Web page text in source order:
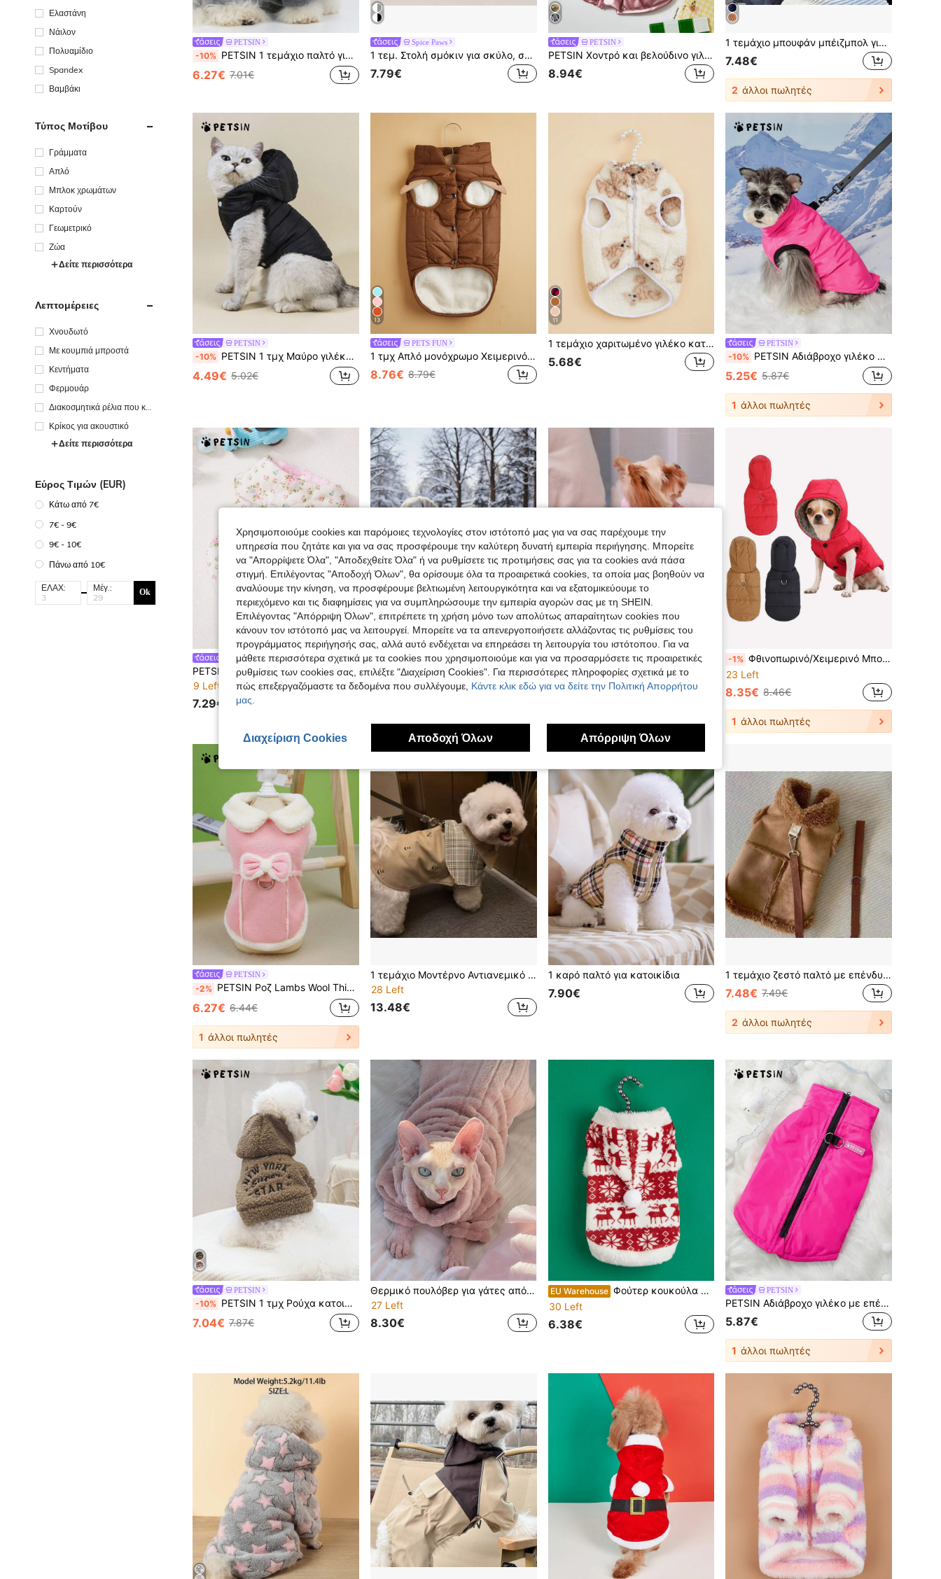
Ελαστάνη
Νάιλον
Πολυαμίδιο
Spandex
Βαμβάκι
Τύπος Μοτίβου
Γράμματα
Απλό
Μπλοκ χρωμάτων
Καρτούν
Γεωμετρικό
Ζώα
Δείτε περισσότερα
Λεπτομέρειες
Χνουδωτό
Με κουμπιά μπροστά
Κεντήματα
Φερμουάρ
Διακοσμητικά ρέλια που κάν
ουν αντίθεση
Κρίκος για ακουστικό
Δείτε περισσότερα
Εύρος Τιμών (EUR)
Κάτω από 7€
7€ - 9€
9€ - 10€
Πάνω από 10€
ΕΛΑΧ: Μέγ.: Ok
PETSIN
-10% PETSIN 1 τεμάχιο παλτό για κατοικίδια με κουκούλα σε σχέδιο κινουμένων σχεδίων - ζεστό και άνετο για το φθινόπωρο, τον χειμώνα και τις αρχές της άνοιξης. Ιδανικό για καθημερινές βόλτες, υπαίθριες περιπέτειες, χαλάρωση σε εσωτερικούς χώρους, ταξίδια, εορταστικές συγκεντρώσεις, εορταστικά πάρτι και χαριτωμένες φωτογραφίσεις. Προσφέρει επιπλέον ζεστασιά, άνεση και διασκεδαστικό στυλ για το κατοικίδιό σας.
6.27€ 7.01€
Spice Paws
1 τεμ. Στολή σμόκιν για σκύλο, στυλ gentleman με μανίκια, διακόσμηση με παπιγιόν, μη ελαστικό ύφασμα, παρακαλούμε επιλέξτε ένα μέγεθος μεγαλύτερο, κατάλληλο για μικρούς/μεσαίους σκύλους, ρούχα για γάτες, για γάμο κατοικιδίου και πάρτι κήπου, ιδανικό δώρο για γάμο κατοικιδίου
7.79€
PETSIN
PETSIN Χοντρό και βελούδινο γιλέκο για κατοικίδια για το φθινόπωρο και τον χειμώνα – Χαριτωμένο και άνετο ζεστό παλτό σχεδιασμένο για μικρά σκυλιά, γάτες και μικροσκοπικά ζώα, ιδανικό για χαλάρωση ή βόλτες σε εξωτερικούς χώρους
8.94€
1 τεμάχιο μπουφάν μπέιζμπολ για σκύλους σε στυλ Pet Ins, μοντέρνο και ενδιαφέρον σχέδιο κεντήματος με τσέπη για σκύλους, ρούχα για γάτες και σκύλους για φθινόπωρο/χειμώνα
7.48€
2 άλλοι πωλητές
PETSIN
-10% PETSIN 1 τμχ Μαύρο γιλέκο για κατοικίδια με επένδυση, κρατήστε το κατοικίδιό σας ζεστό
4.49€ 5.02€
13
PETS FUN
1 τμχ Απλό μονόχρωμο Χειμερινό παλτό για κατοικίδια με θερμική επένδυση, αντιανεμικό για μεγαλόσωμους σκύλους όπως το Golden Retriever, για εξωτερικούς χώρους
8.76€ 8.79€
11
1 τεμάχιο χαριτωμένο γιλέκο κατοικίδιων ζώων με σχέδιο γάτας και σκύλου, αφράτο πουλόβερ κατοικίδιων ζώων για γάτες και σκύλους, φθινόπωρο/χειμώνας
5.68€
PETSIN
-10% PETSIN Αδιάβροχο γιλέκο με επένδυση για κατοικίδια, ροζ κόκκινο - Αδιάβροχο και μονωτικό για το φθινόπωρο, τον χειμώνα και τις αρχές της άνοιξης. Ιδανικό για καθημερινή χρήση, περιπάτους σε εξωτερικούς χώρους, περιπέτειες στο πάρκο, βροχερές μέρες, ταξίδια, οικογενειακές εξόδους, εορταστικές εκδηλώσεις και δυναμικές φωτογραφίσεις. Διαθέτει ζωντανό ροζ χρώμα και επένδυση, παρέχοντας επιπλέον ζεστασιά, προστασία και στυλ στην ντουλάπα του κατοικίδιου ζώου σας.
5.25€ 5.87€
1 άλλοι πωλητές
PETSIN
PETSIN Ρούχα για κατοικίδια, Παλτό για σκύλους, Γιλέκο, Φθινοπωρινά και Χειμερινά Βαμβακερά Ρούχα, Ρούχα για μικρά ζώα, Αξεσουάρ για casual γιλέκα για εσωτερικούς χώρους, Προμήθειες για γάτες, Χριστουγεννιάτικα είδη για κατοικίδια και κοστούμια για αποκριές, Στολή σκύλου, Προμήθειες για κουτάβια και είδη για σκύλους, stltchlp, Shalloween Costumes
9 Left
7.29€
Χοντρό μπουφάν για σκύλους με 4 πόδια, αντιανεμικό, αδιάβροχο, ζεστό πανωφόρι για μικρά σκυλιά, στυλ αρκουδάκι και κανίς, ρυθμιζόμενα ρούχα για κατοικίδια
11.38€ 3.07€
-1% Φθινοπωρινό/Χειμερινό Μπουφάν Σκύλου με Κουκούλα, Αντιανεμικό, Σχέδιο με Κουμπιά, Δακτύλιο Λουριού, Κατάλληλο για Μεσαίους & Μικρούς Σκύλους
23 Left
8.35€ 8.46€
1 άλλοι πωλητές
PETSIN
-2% PETSIN Ροζ Lambs Wool Thickened Padded Αντιανεμικό παλτό κατοικίδιων για το Φθινόπωρο/Χειμώνα
6.27€ 6.44€
1 άλλοι πωλητές
1 τεμάχιο Μοντέρνο Αντιανεμικό Παλτό για Κατοικίδια Φθινόπωρο/Χειμώνα, Ρούχα Σκύλου/Γάτας για Κανίς, Μπισόν Φριζέ, Στολή Σνάουτσερ για Τζέντλεμαν
28 Left
13.48€
1 καρό παλτό για κατοικίδια
7.90€
1 τεμάχιο ζεστό παλτό με επένδυση από γούνα κατοικίδιων, κατάλληλο για μικρά και μεσαία σκυλιά/γάτες το φθινόπωρο/χειμώνα (δεν περιλαμβάνεται λουρί)
7.48€ 7.49€
2 άλλοι πωλητές
PETSIN
-10% PETSIN 1 τμχ Ρούχα κατοικίδιων ζώων Plus Fleece Χοντρό Fleece Μπουφάν με κουκούλα, ζεστό casual αγγλικό κεντημένο σχέδιο για σκύλους
7.04€ 7.87€
Θερμικό πουλόβερ για γάτες από φλις σφίνξ από κοραλί - Ζεστά χειμωνιάτικα ρούχα για γάτες χωρίς τρίχες, φιλικά προς το δέρμα είδη κατοικίδιων με ζιβάγκο, αντιαγχωτικό αμάνικο παλτό για γατάκια και μικρά σκυλιά, μη ελαστικό, λεπτή εφαρμογή (για μικρά τρεξίματα)
27 Left
8.30€
EU Warehouse Φούτερ κουκούλα με χριστουγεννιάτικο μοτίβο 1 τεμ., κατάλληλο για γάτες και σκύλους, μοντέρνο στυλ, φθινόπωρο/χειμώνα
30 Left
6.38€
PETSIN
PETSIN Αδιάβροχο γιλέκο με επένδυση για κατοικίδια, ροζ κόκκινο - Αδιάβροχο και μονωτικό για το φθινόπωρο, τον χειμώνα και τις αρχές της άνοιξης. Ιδανικό για καθημερινή χρήση, περιπάτους σε εξωτερικούς χώρους, περιπέτειες στο πάρκο, βροχερές μέρες, ταξίδια, οικογενειακές εξόδους, εορταστικές εκδηλώσεις και δυναμικές φωτογραφίσεις. Διαθέτει ζωντανό ροζ χρώμα και επένδυση, παρέχοντας επιπλέον ζεστασιά, προστασία και στυλ στην ντουλάπα του κατοικίδιου ζώου σας.
5.87€
1 άλλοι πωλητές
Χρησιμοποιούμε cookies και παρόμοιες τεχνολογίες στον ιστότοπό μας για να σας παρέχουμε την
υπηρεσία που ζητάτε και για να σας προσφέρουμε την καλύτερη δυνατή εμπειρία περιήγησης. Μπορείτε
να "Απορρίψετε Όλα", "Αποδεχθείτε Όλα" ή να ρυθμίσετε τις προτιμήσεις σας για τα cookies ανά πάσα
στιγμή. Επιλέγοντας "Αποδοχή Όλων", θα ορίσουμε όλα τα προαιρετικά cookies, τα οποία μας βοηθούν να
αναλύουμε την κίνηση, να προσφέρουμε βελτιωμένη λειτουργικότητα και να εξατομικεύουμε το
περιεχόμενο και τις διαφημίσεις για να συμπληρώσουμε την εμπειρία αγορών σας με τη SHEIN.
Επιλέγοντας "Απόρριψη Όλων", επιτρέπετε τη χρήση μόνο των απολύτως απαραίτητων cookies που
κάνουν τον ιστότοπό μας να λειτουργεί. Μπορείτε να τα απενεργοποιήσετε αλλάζοντας τις ρυθμίσεις του
προγράμματος περιήγησής σας, αλλά αυτό ενδέχεται να επηρεάσει τη λειτουργία του ιστότοπου. Για να
μάθετε περισσότερα σχετικά με τα cookies που χρησιμοποιούμε και για να προσαρμόσετε τις προαιρετικές
ρυθμίσεις των cookies σας, επιλέξτε "Διαχείριση Cookies". Για περισσότερες πληροφορίες σχετικά με το
πώς επεξεργαζόμαστε τα δεδομένα που συλλέγουμε, Κάντε κλικ εδώ για να δείτε την Πολιτική Απορρήτου
μας.
Διαχείριση Cookies Αποδοχή Όλων Απόρριψη Όλων